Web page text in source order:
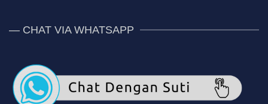
— CHAT VIA WHATSAPP